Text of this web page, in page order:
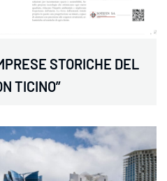
STORICHE DEL
TICINO”